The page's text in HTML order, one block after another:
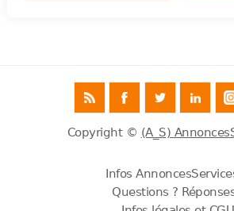
Copyright © (A_S)
Infos
Questions ?